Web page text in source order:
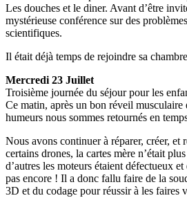
Les douches et le diner. Avant d’être
mystérieuse conférence sur des
scientifiques.
Il était déjà temps de rejoindre sa
Mercredi 23 Juillet
Troisième journée du séjour pour les
Ce matin, après un bon réveil musculaire
humeurs nous sommes retournés en
Nous avons continuer à réparer, créer, et
certains drones, la cartes mère n’était
d’autres les moteurs étaient défectueux
pas encore ! Il a donc fallu faire de la
3D et du codage pour réussir à les faires